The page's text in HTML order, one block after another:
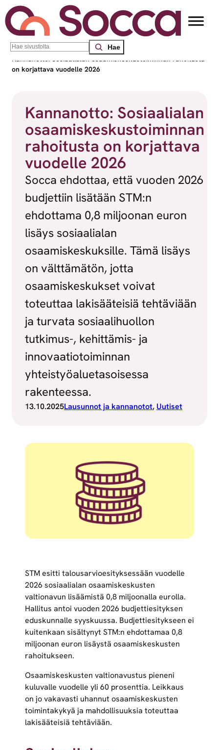
Siirry sisältöön
Search
Socca – Etelä-Suomen sosiaalialan osaamiskeskus
Kannanotto: Sosiaalialan osaamiskeskustoiminnan rahoitusta
on korjattava vuodelle 2026
Kannanotto: Sosiaalialan
osaamiskeskustoiminnan
rahoitusta on korjattava
vuodelle 2026
Socca ehdottaa, että vuoden 2026
budjettiin lisätään STM:n
ehdottama 0,8 miljoonan euron
lisäys sosiaalialan
osaamiskeskuksille. Tämä lisäys
on välttämätön, jotta
osaamiskeskukset voivat
toteuttaa lakisääteisiä tehtäviään
ja turvata sosiaalihuollon
tutkimus-, kehittämis- ja
innovaatiotoiminnan
yhteistyöaluetasoisessa
rakenteessa.
13.10.2025Lausunnot ja kannanotot, Uutiset
STM esitti talousarvioesityksessään vuodelle
2026 sosiaalialan osaamiskeskusten
valtionavun lisäämistä 0,8 miljoonalla eurolla.
Hallitus antoi vuoden 2026 budjettiesityksen
eduskunnalle syyskuussa. Budjettiesitykseen ei
kuitenkaan sisältynyt STM:n ehdottamaa 0,8
miljoonan euron lisäystä osaamiskeskusten
rahoitukseen.
Osaamiskeskusten valtionavustus pieneni
kuluvalle vuodelle yli 60 prosenttia. Leikkaus
on jo vakavasti uhannut osaamiskeskusten
toimintakykyä ja mahdollisuuksia toteuttaa
lakisääteisiä tehtäviään.